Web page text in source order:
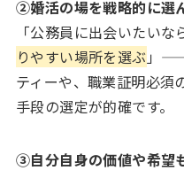
②婚活の場を戦略的に選
「公務員に出会いたいな
りやすい場所を選ぶ 」
ティーや、職業証明必須
手段の選定が的確です。
③自分自身の価値や希望